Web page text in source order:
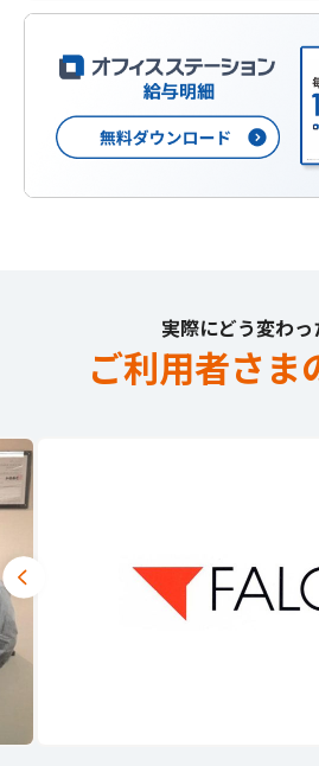
実際にどう変わ
ご利用者さま